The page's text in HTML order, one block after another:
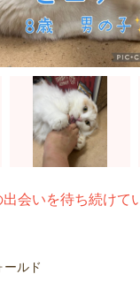
会いを待ち続けて
ールド